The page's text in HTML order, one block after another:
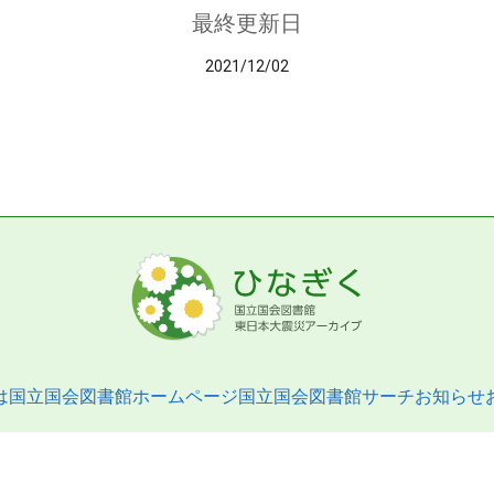
最終更新日
2021/12/02
国立国会図書館ホームページ国立国会図書館サーチお知らせ